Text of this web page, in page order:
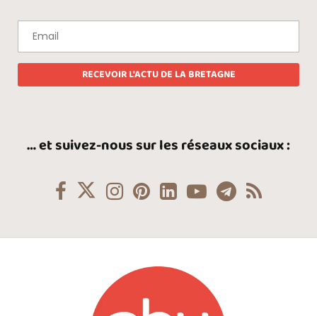
… et suivez-nous sur les réseaux sociaux :